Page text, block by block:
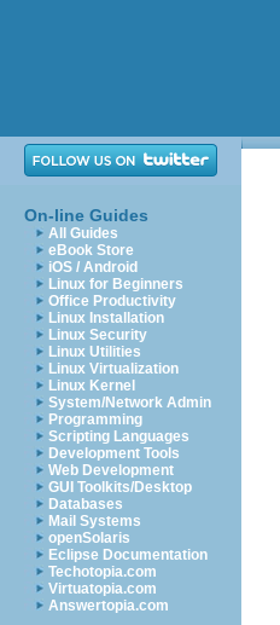
On-line Guides
All Guides
eBook Store
iOS / Android
Linux for Beginners
Office Productivity
Linux Installation
Linux Security
Linux Utilities
Linux Virtualization
Linux Kernel
System/Network Admin
Programming
Scripting Languages
Development Tools
Web Development
GUI Toolkits/Desktop
Databases
Mail Systems
openSolaris
Eclipse Documentation
Techotopia.com
Virtuatopia.com
Answertopia.com